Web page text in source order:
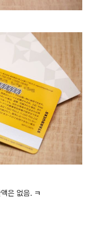
은 없음. ㅋ